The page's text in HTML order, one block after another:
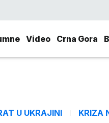
Video Crna Gora
U UKRAJINI KRIZA